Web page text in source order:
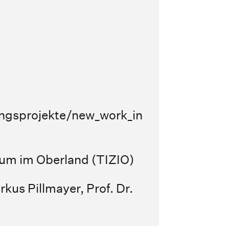
im Oberland (TIZIO)
Pillmayer, Prof. Dr.